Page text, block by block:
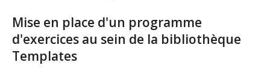
Mise en place d'un programme
d'exercices au sein de la bibliothèque
Templates